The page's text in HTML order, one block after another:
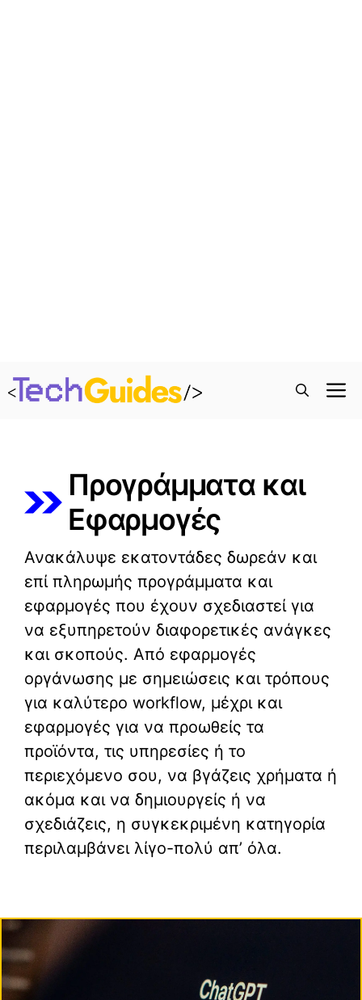
Προγράμματα και
Εφαρμογές
Ανακάλυψε εκατοντάδες δωρεάν και
επί πληρωμής προγράμματα και
εφαρμογές που έχουν σχεδιαστεί για
να εξυπηρετούν διαφορετικές ανάγκες
και σκοπούς. Από εφαρμογές
οργάνωσης με σημειώσεις και τρόπους
για καλύτερο workflow, μέχρι και
εφαρμογές για να προωθείς τα
προϊόντα, τις υπηρεσίες ή το
περιεχόμενο σου, να βγάζεις χρήματα ή
ακόμα και να δημιουργείς ή να
σχεδιάζεις, η συγκεκριμένη κατηγορία
περιλαμβάνει λίγο-πολύ απ’ όλα.